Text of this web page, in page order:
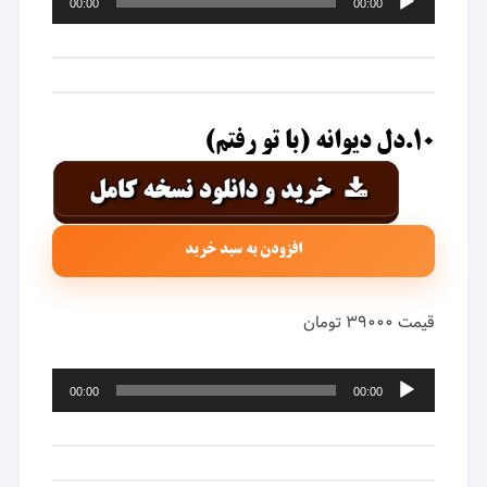
صوت
00:00
00:00
۱۰.دل دیوانه (با تو رفتم)
افزودن به سبد خرید
قیمت ۳۹۰۰۰ تومان
پخش‌کننده
صوت
00:00
00:00